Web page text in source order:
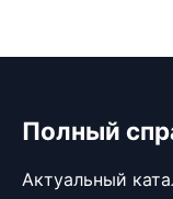
Полный
Актуальный